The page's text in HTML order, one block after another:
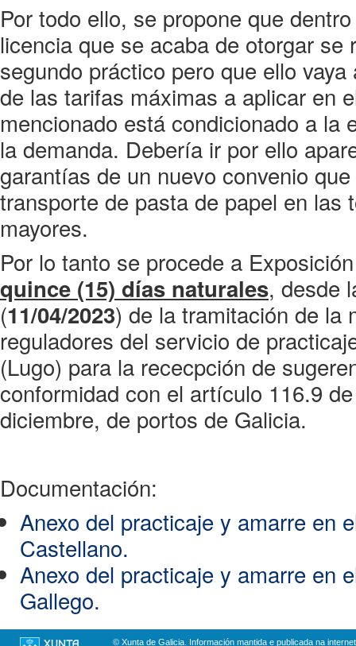
Por todo ello, se propone que
licencia que se acaba de otorgar se
segundo práctico pero que ello
de las tarifas máximas a aplicar en
mencionado está condicionado a la
la demanda. Debería ir por ello
garantías de un nuevo convenio
transporte de pasta de papel en las
mayores.
Por lo tanto se procede a
quince (15) días naturales, desde
(11/04/2023) de la tramitación de la
reguladores del servicio de
(Lugo) para la rececpción de
conformidad con el artículo 116.9
diciembre, de portos de Galicia.
Documentación:
Anexo del practicaje y amarre en
Castellano.
Anexo del practicaje y amarre en
Gallego.
© Xunta de Galicia. Información mantida e publicada na